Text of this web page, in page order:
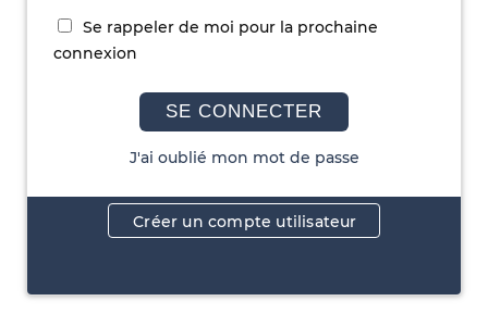
Se rappeler de moi pour la prochaine
connexion
SE CONNECTER
J'ai oublié mon mot de passe
Créer un compte utilisateur